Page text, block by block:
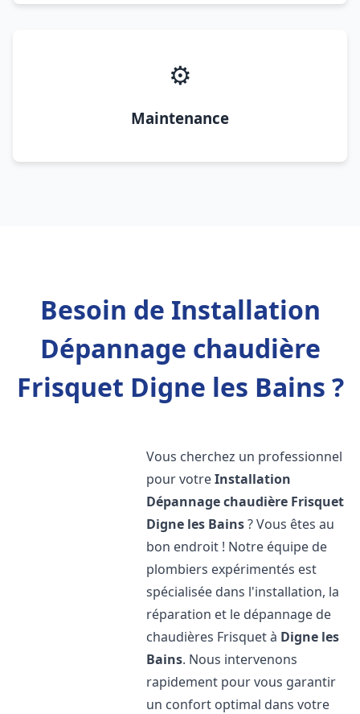
⚙️
Maintenance
Besoin de Installation
Dépannage chaudière
Frisquet Digne les Bains ?
Vous cherchez un professionnel
pour votreInstallation
Dépannage chaudière Frisquet
Digne les Bains? Vous êtes au
bon endroit ! Notre équipe de
plombiers expérimentés est
spécialisée dans l'installation, la
réparation et le dépannage de
chaudières Frisquet à Digne les
Bains. Nous intervenons
rapidement pour vous garantir
un confort optimal dans votre